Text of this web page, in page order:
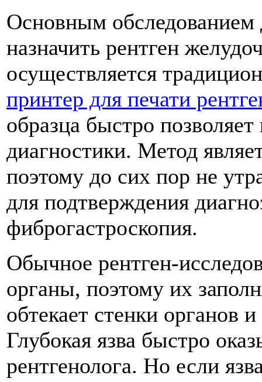
Основным обследованием
назначить рентген
осуществляется
принтер для печати
образца быстро
диагностики. Метод
поэтому до сих пор не
для подтверждения
фиброгастроскопия.
Обычное рентген-
органы, поэтому их
обтекает стенки органов
Глубокая язва быстро
рентгенолога. Но если